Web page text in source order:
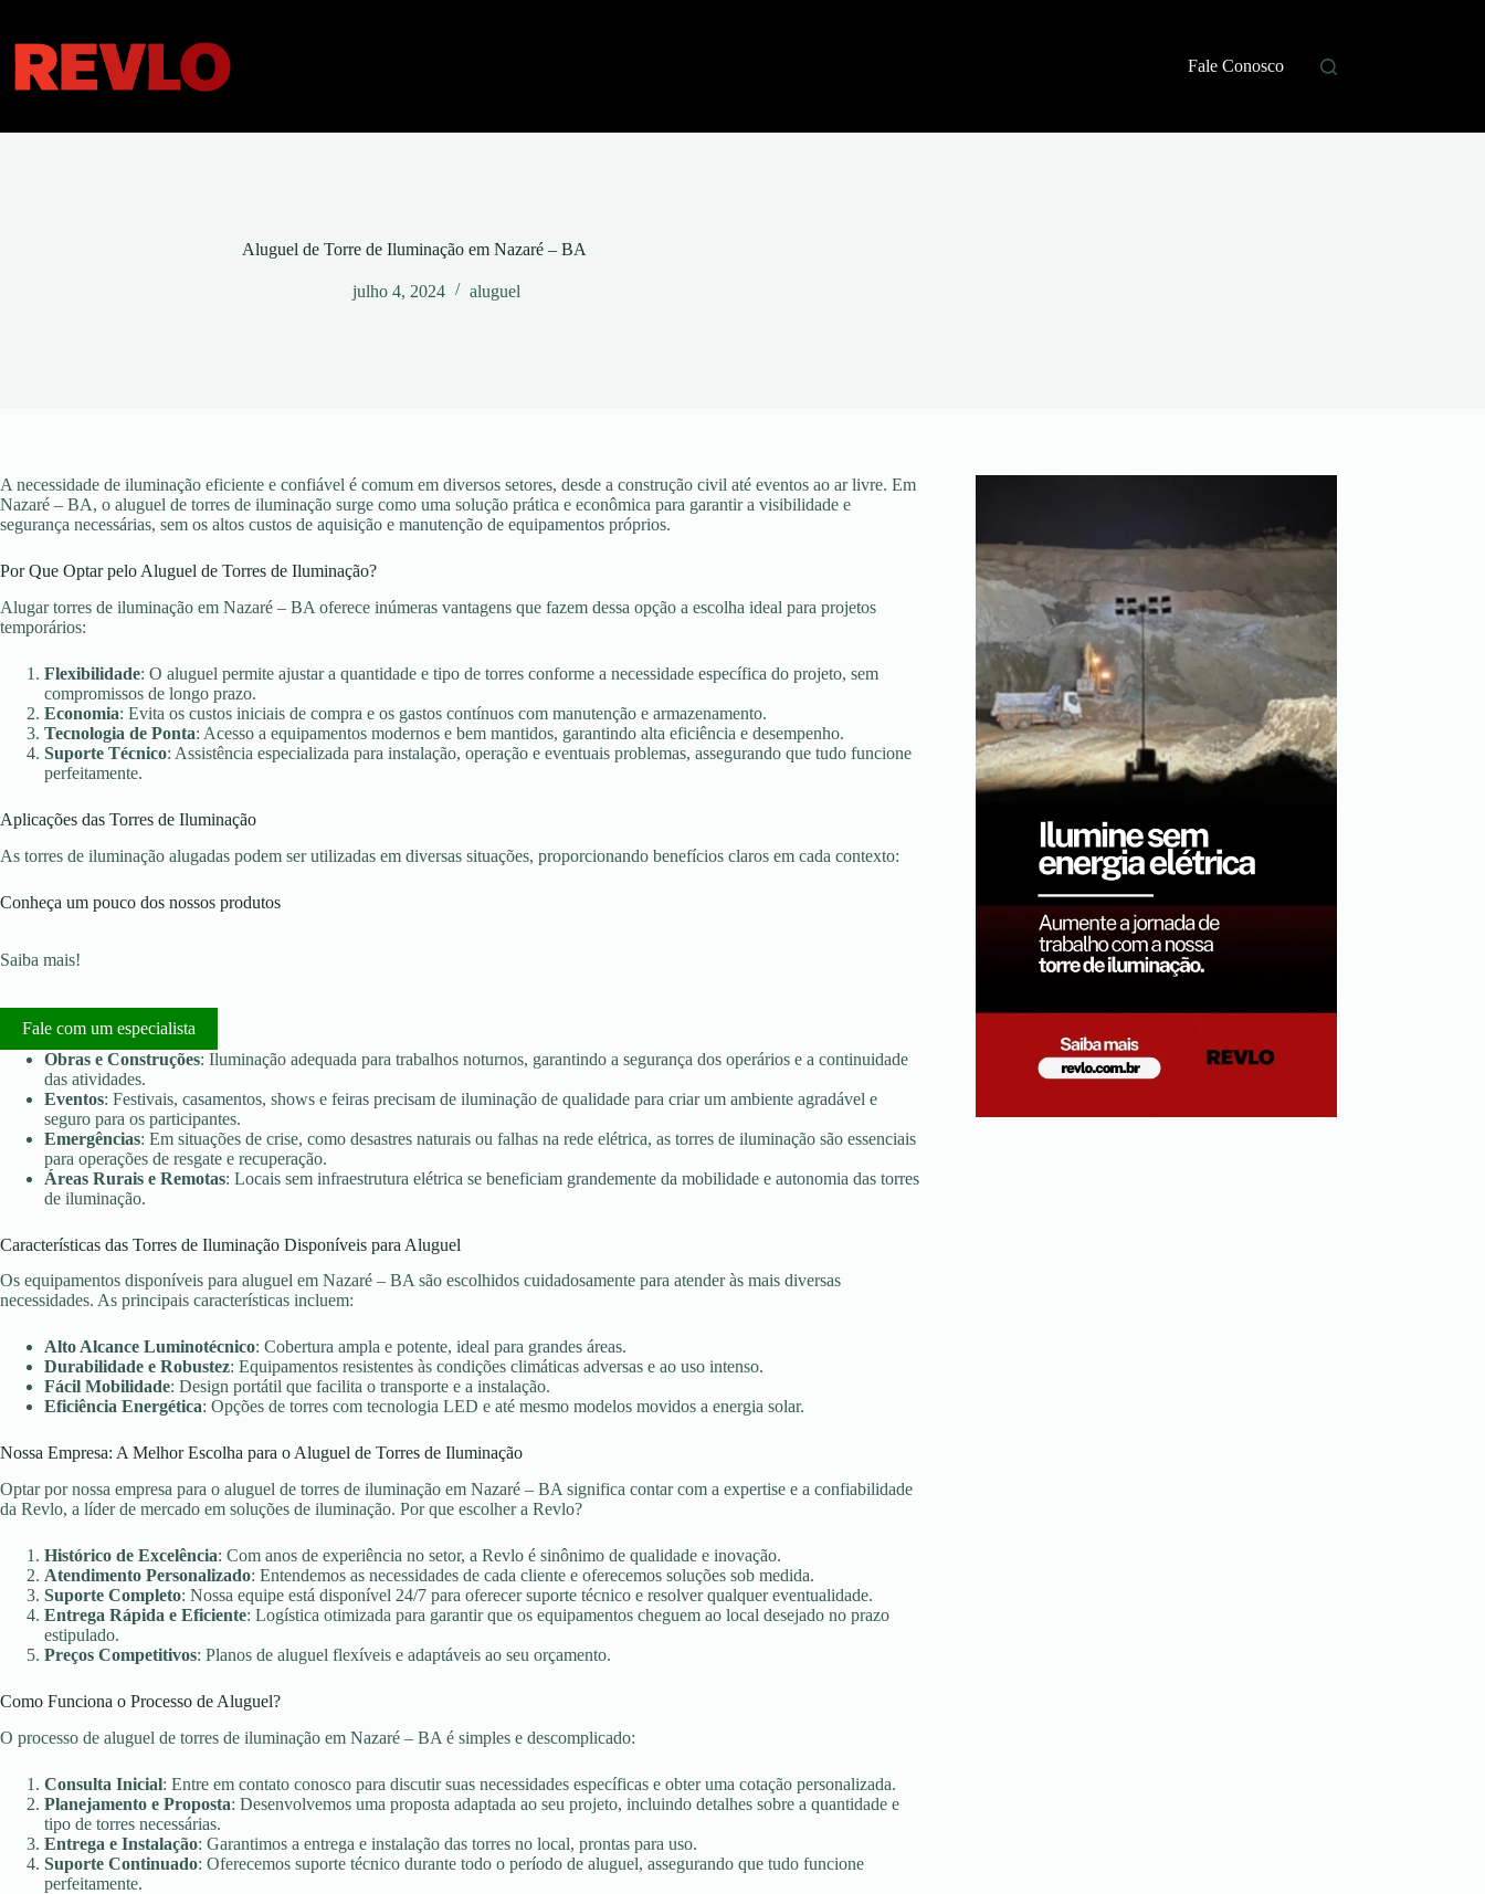
conteúdo
Fale Conosco
Aluguel de Torre de Iluminação em Nazaré – BA
julho 4, 2024 aluguel
A necessidade de iluminação eficiente e confiável é comum em diversos setores, desde a construção civil até eventos ao ar livre. Em
Nazaré – BA, o aluguel de torres de iluminação surge como uma solução prática e econômica para garantir a visibilidade e
segurança necessárias, sem os altos custos de aquisição e manutenção de equipamentos próprios.
Por Que Optar pelo Aluguel de Torres de Iluminação?
Alugar torres de iluminação em Nazaré – BA oferece inúmeras vantagens que fazem dessa opção a escolha ideal para projetos
temporários:
Flexibilidade: O aluguel permite ajustar a quantidade e tipo de torres conforme a necessidade específica do projeto, sem
compromissos de longo prazo.
Economia: Evita os custos iniciais de compra e os gastos contínuos com manutenção e armazenamento.
Tecnologia de Ponta: Acesso a equipamentos modernos e bem mantidos, garantindo alta eficiência e desempenho.
Suporte Técnico: Assistência especializada para instalação, operação e eventuais problemas, assegurando que tudo funcione
perfeitamente.
Aplicações das Torres de Iluminação
As torres de iluminação alugadas podem ser utilizadas em diversas situações, proporcionando benefícios claros em cada contexto:
Conheça um pouco dos nossos produtos
Saiba mais!
Fale com um especialista
Obras e Construções: Iluminação adequada para trabalhos noturnos, garantindo a segurança dos operários e a continuidade
das atividades.
Eventos: Festivais, casamentos, shows e feiras precisam de iluminação de qualidade para criar um ambiente agradável e
seguro para os participantes.
Emergências: Em situações de crise, como desastres naturais ou falhas na rede elétrica, as torres de iluminação são essenciais
para operações de resgate e recuperação.
Áreas Rurais e Remotas: Locais sem infraestrutura elétrica se beneficiam grandemente da mobilidade e autonomia das torres
de iluminação.
Características das Torres de Iluminação Disponíveis para Aluguel
Os equipamentos disponíveis para aluguel em Nazaré – BA são escolhidos cuidadosamente para atender às mais diversas
necessidades. As principais características incluem:
Alto Alcance Luminotécnico: Cobertura ampla e potente, ideal para grandes áreas.
Durabilidade e Robustez: Equipamentos resistentes às condições climáticas adversas e ao uso intenso.
Fácil Mobilidade: Design portátil que facilita o transporte e a instalação.
Eficiência Energética: Opções de torres com tecnologia LED e até mesmo modelos movidos a energia solar.
Nossa Empresa: A Melhor Escolha para o Aluguel de Torres de Iluminação
Optar por nossa empresa para o aluguel de torres de iluminação em Nazaré – BA significa contar com a expertise e a confiabilidade
da Revlo, a líder de mercado em soluções de iluminação. Por que escolher a Revlo?
Histórico de Excelência: Com anos de experiência no setor, a Revlo é sinônimo de qualidade e inovação.
Atendimento Personalizado: Entendemos as necessidades de cada cliente e oferecemos soluções sob medida.
Suporte Completo: Nossa equipe está disponível 24/7 para oferecer suporte técnico e resolver qualquer eventualidade.
Entrega Rápida e Eficiente: Logística otimizada para garantir que os equipamentos cheguem ao local desejado no prazo
estipulado.
Preços Competitivos: Planos de aluguel flexíveis e adaptáveis ao seu orçamento.
Como Funciona o Processo de Aluguel?
O processo de aluguel de torres de iluminação em Nazaré – BA é simples e descomplicado:
Consulta Inicial: Entre em contato conosco para discutir suas necessidades específicas e obter uma cotação personalizada.
Planejamento e Proposta: Desenvolvemos uma proposta adaptada ao seu projeto, incluindo detalhes sobre a quantidade e
tipo de torres necessárias.
Entrega e Instalação: Garantimos a entrega e instalação das torres no local, prontas para uso.
Suporte Continuado: Oferecemos suporte técnico durante todo o período de aluguel, assegurando que tudo funcione
perfeitamente.